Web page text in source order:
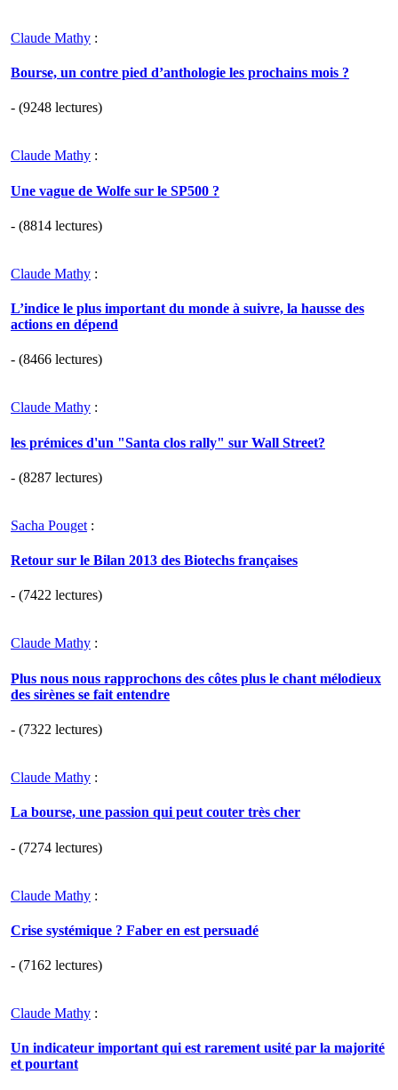
Claude Mathy :
Bourse, un contre pied d’anthologie les prochains mois ?
- (9248 lectures)
Claude Mathy :
Une vague de Wolfe sur le SP500 ?
- (8814 lectures)
Claude Mathy :
L’indice le plus important du monde à suivre, la hausse des
actions en dépend
- (8466 lectures)
Claude Mathy :
les prémices d'un "Santa clos rally" sur Wall Street?
- (8287 lectures)
Sacha Pouget :
Retour sur le Bilan 2013 des Biotechs françaises
- (7422 lectures)
Claude Mathy :
Plus nous nous rapprochons des côtes plus le chant mélodieux
des sirènes se fait entendre
- (7322 lectures)
Claude Mathy :
La bourse, une passion qui peut couter très cher
- (7274 lectures)
Claude Mathy :
Crise systémique ? Faber en est persuadé
- (7162 lectures)
Claude Mathy :
Un indicateur important qui est rarement usité par la majorité
et pourtant